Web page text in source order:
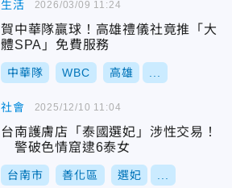
生活
賀中華隊贏球！高雄禮儀社竟推「大
體SPA」免費服務
中華隊 WBC 高雄
2026/03/09 11:24
社會
台南護膚店「泰國選妃」涉性交易！
警破色情窟逮6泰女
台南市 善化區 選妃
2025/12/10 11:04